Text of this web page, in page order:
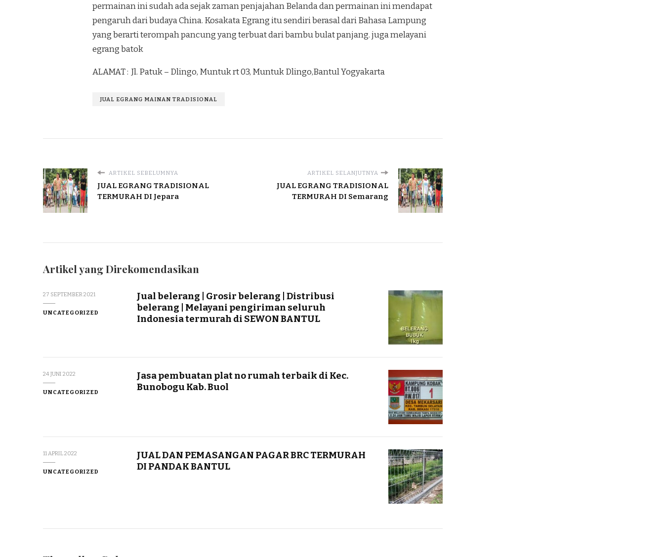
permainan ini sudah ada sejak zaman penjajahan Belanda dan permainan ini mendapat
pengaruh dari budaya China. Kosakata Egrang itu sendiri berasal dari Bahasa Lampung
yang berarti terompah pancung yang terbuat dari bambu bulat panjang. juga melayani
egrang batok
ALAMAT : Jl. Patuk – Dlingo, Muntuk rt 03, Muntuk Dlingo,Bantul Yogyakarta
JUAL EGRANG MAINAN TRADISIONAL
ARTIKEL SEBELUMNYA
JUAL EGRANG TRADISIONAL
TERMURAH DI Jepara
ARTIKEL SELANJUTNYA
JUAL EGRANG TRADISIONAL
TERMURAH DI Semarang
Artikel yang Direkomendasikan
27 SEPTEMBER 2021
UNCATEGORIZED
Jual belerang | Grosir belerang | Distribusi
belerang | Melayani pengiriman seluruh
Indonesia termurah di SEWON BANTUL
24 JUNI 2022
UNCATEGORIZED
Jasa pembuatan plat no rumah terbaik di Kec.
Bunobogu Kab. Buol
11 APRIL 2022
UNCATEGORIZED
JUAL DAN PEMASANGAN PAGAR BRC TERMURAH
DI PANDAK BANTUL